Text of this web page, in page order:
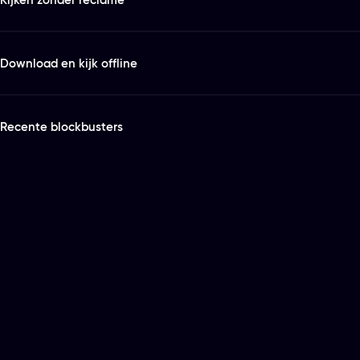
Download en kijk offline
Recente blockbusters